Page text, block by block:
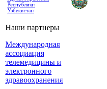
Республики
Узбекистан
Наши партнеры
Международная
ассоциация
телемедицины и
электронного
здравоохранения